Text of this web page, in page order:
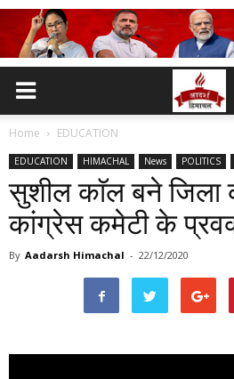
Home EDUCATION
EDUCATION HIMACHAL News POLITICS
सुशील काॅल बने जिला
कांग्रेस कमेटी के
By Aadarsh Himachal - 22/12/2020